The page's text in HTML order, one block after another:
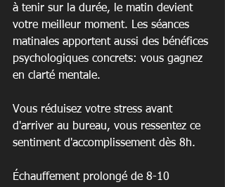
à tenir sur la durée, le matin devient
votre meilleur moment. Les séances
matinales apportent aussi des bénéfices
psychologiques concrets: vous gagnez
en clarté mentale.
Vous réduisez votre stress avant
d'arriver au bureau, vous ressentez ce
sentiment d'accomplissement dès 8h.
Échauffement prolongé de 8-10